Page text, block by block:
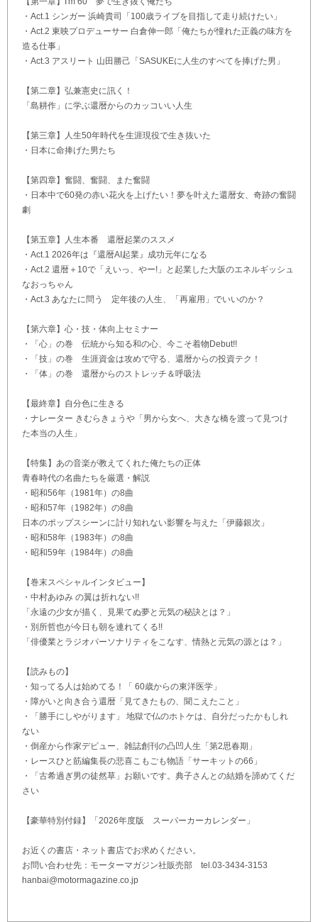
・Act.1 シンガー 浜崎貴司「100歳ライブを目指して走り続けたい」
・Act.2 東映プロデューサー 白倉伸一郎「俺たちが憧れた正義の味方を
造る仕事」
・Act.3 アスリート 山田勝己「SASUKEに人生のすべてを捧げた男」
【第二章】弘兼憲史に訊く！
「島耕作」に学ぶ還暦からのカッコいい人生
【第三章】人生50年時代を生涯現役で生き抜いた
・日本に命捧げた男たち
【第四章】奮闘、奮闘、また奮闘
・日本中で60発の赤い花火を上げたい！夢を叶えた還暦女、奇跡の奮闘
劇
【第五章】人生本番 還暦起業のススメ
・Act.1 2026年は『還暦AI起業』成功元年になる
・Act.2 還暦＋10で「えいっ、やー!」と起業した大阪のエネルギッシュ
なおっちゃん
・Act.3 あなたに問う 定年後の人生、「再雇用」でいいのか？
【第六章】心・技・体向上セミナー
・「心」の巻 伝統から知る和の心、今こそ着物Debut!!
・「技」の巻 生涯資金は攻めで守る、還暦からの投資テク！
・「体」の巻 還暦からのストレッチ＆呼吸法
【最終章】自分色に生きる
・ナレーター きむらきょうや「男から女へ、大きな橋を渡って見つけ
た本当の人生」
【特集】あの音楽が教えてくれた俺たちの正体
青春時代の名曲たちを厳選・解説
・昭和56年（1981年）の8曲
・昭和57年（1982年）の8曲
日本のポップスシーンに計り知れない影響を与えた「伊藤銀次」
・昭和58年（1983年）の8曲
・昭和59年（1984年）の8曲
【巻末スペシャルインタビュー】
・中村あゆみ の翼は折れない!!
「永遠の少女が描く、見果てぬ夢と元気の秘訣とは？」
・別所哲也が今日も朝を連れてくる!!
「俳優業とラジオパーソナリティをこなす、情熱と元気の源とは？」
【読みもの】
・知ってる人は始めてる！「 60歳からの東洋医学」
・障がいと向き合う還暦「見てきたもの、聞こえたこと」
・「勝手にしやがります」 地獄で仏のホトケは、自分だったかもしれ
ない
・倒産から作家デビュー、雑誌創刊の凸凹人生「第2思春期」
・レースひと筋編集長の悲喜こもごも物語「サーキットの66」
・「古希過ぎ男の徒然草」お願いです。典子さんとの結婚を諦めてくだ
さい
【豪華特別付録】「2026年度版 スーパーカーカレンダー」
お近くの書店・ネット書店でお求めください。
お問い合わせ先：モーターマガジン社販売部 tel.03-3434-3153
hanbai@motormagazine.co.jp